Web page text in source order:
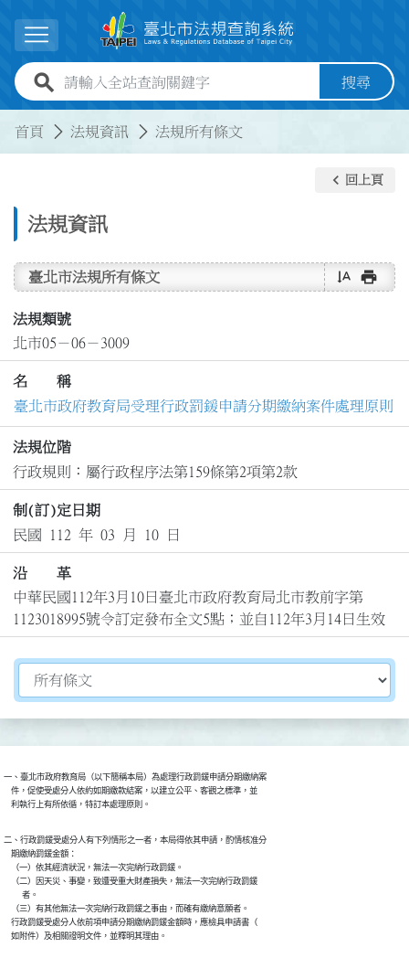
展開選單
全站查詢關鍵字欄位 搜尋
首頁 法規資訊 法規所有條文
法規資訊
keyboard_arrow_left 回上頁
臺北市法規所有條文 text_rotate_vertical print
法規類號
北市05－06－3009
名 稱
臺北市政府教育局受理行政罰鍰申請分期繳納案件處理原則
法規位階
行政規則：屬行政程序法第159條第2項第2款
制(訂)定日期
民國 112 年 03 月 10 日
沿 革
中華民國112年3月10日臺北市政府教育局北市教前字第
1123018995號令訂定發布全文5點；並自112年3月14日生效
切換選擇法規資訊內容
一、臺北市政府教育局（以下簡稱本局）為處理行政罰鍰申請分期繳納案
    件，促使受處分人依約如期繳款結案，以建立公平、客觀之標準，並
    利執行上有所依循，特訂本處理原則。
二、行政罰鍰受處分人有下列情形之一者，本局得依其申請，酌情核准分
    期繳納罰鍰金額：
    （一）依其經濟狀況，無法一次完納行政罰鍰。
    （二）因天災、事變，致遭受重大財產損失，無法一次完納行政罰鍰
          者。
    （三）有其他無法一次完納行政罰鍰之事由，而確有繳納意願者。
    行政罰鍰受處分人依前項申請分期繳納罰鍰金額時，應檢具申請書（
    如附件）及相關證明文件，並釋明其理由。